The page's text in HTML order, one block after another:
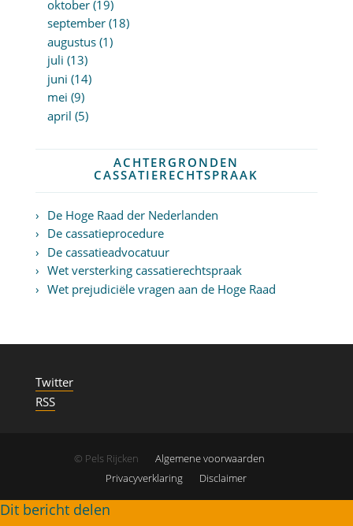
oktober (19)
september (18)
augustus (1)
juli (13)
juni (14)
mei (9)
april (5)
ACHTERGRONDEN
CASSATIERECHTSPRAAK
De Hoge Raad der Nederlanden
De cassatieprocedure
De cassatieadvocatuur
Wet versterking cassatierechtspraak
Wet prejudiciële vragen aan de Hoge Raad
Twitter
RSS
© Pels Rijcken
Algemene voorwaarden
Privacyverklaring
Disclaimer